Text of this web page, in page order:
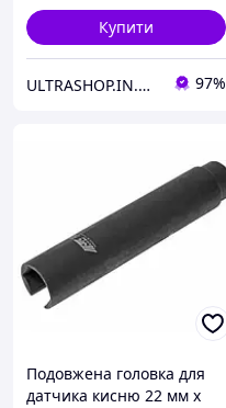
Купити
ULTRASHOP.IN.UA 🛒 Інтернет-магазин трендових гаджетів 97%
Подовжена головка для
датчика кисню 22 мм x